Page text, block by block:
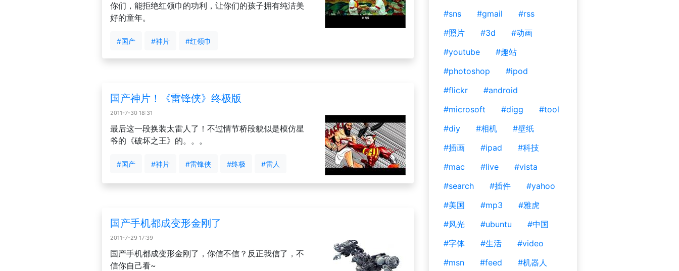
你们，能拒绝红领巾的功利，让你们的孩子拥有纯洁美
好的童年。
#国产 #神片 #红领巾
国产神片！《雷锋侠》终极版
2011-7-30 18:31
最后这一段换装太雷人了！不过情节桥段貌似是模仿星
爷的《破坏之王》的。。。
#国产 #神片 #雷锋侠 #终极 #雷人
国产手机都成变形金刚了
2011-7-29 17:39
国产手机都成变形金刚了，你信不信？反正我信了，不
信你自己看~
#sns
#gmail
#rss
#照片
#3d
#动画
#youtube
#趣站
#photoshop
#ipod
#flickr
#android
#microsoft
#digg
#tool
#diy
#相机
#壁纸
#插画
#ipad
#科技
#mac
#live
#vista
#search
#插件
#yahoo
#美国
#mp3
#雅虎
#风光
#ubuntu
#中国
#字体
#生活
#video
#msn
#feed
#机器人